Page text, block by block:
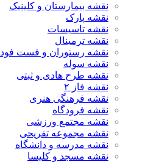
نقشه بیمارستان و کلینیک
نقشه پارک
نقشه تاسیسات
نقشه ترمینال
نقشه رستوران و فست فود
نقشه سوله
نقشه طرح هادی و ثبتی
نقشه فاز ۲
نقشه فرهنگی هنری
نقشه فرودگاه
نقشه مجتمع ورزشی
نقشه مجموعه تفریحی
نقشه مدرسه و دانشگاه
نقشه مسجد و کلیسا